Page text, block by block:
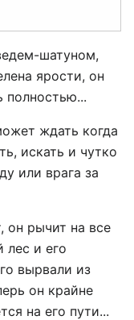
шатуном,
ярости, он
полностью...
ждать когда
искать и чутко
или врага за
он рычит на все
лес и его
вырвали из
он крайне
на его пути...